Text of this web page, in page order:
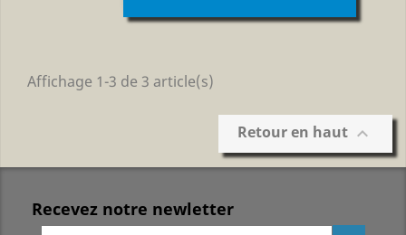
Affichage 1-3 de 3 article(s)
Retour en haut 
Recevez notre newletter